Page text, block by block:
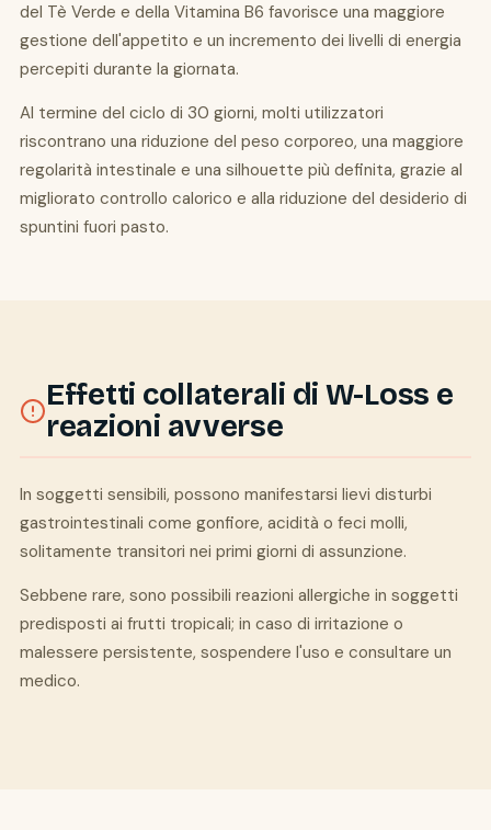
del Tè Verde e della Vitamina B6 favorisce una maggiore
gestione dell'appetito e un incremento dei livelli di energia
percepiti durante la giornata.
Al termine del ciclo di 30 giorni, molti utilizzatori
riscontrano una riduzione del peso corporeo, una maggiore
regolarità intestinale e una silhouette più definita, grazie al
migliorato controllo calorico e alla riduzione del desiderio di
spuntini fuori pasto.
Effetti collaterali di W-Loss e
reazioni avverse
In soggetti sensibili, possono manifestarsi lievi disturbi
gastrointestinali come gonfiore, acidità o feci molli,
solitamente transitori nei primi giorni di assunzione.
Sebbene rare, sono possibili reazioni allergiche in soggetti
predisposti ai frutti tropicali; in caso di irritazione o
malessere persistente, sospendere l'uso e consultare un
medico.